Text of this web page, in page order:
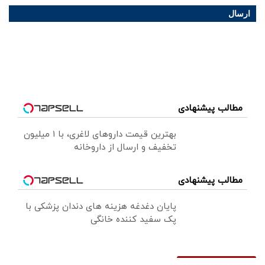
ارسال
مطالب پیشنهادی
بهترین قیمت داروهای لاغری، با ۱ میلیون
تخفیف و ارسال از داروخانه‌
مطالب پیشنهادی
پایان دغدغه هزینه های دندان پزشکی با
پک سفید کننده خانگی